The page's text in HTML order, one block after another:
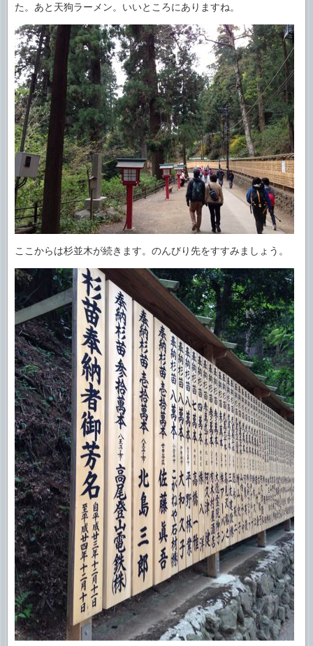
た。あと天狗ラーメン。いいところにありますね。
ここからは杉並木が続きます。のんびり先をすすみましょう。